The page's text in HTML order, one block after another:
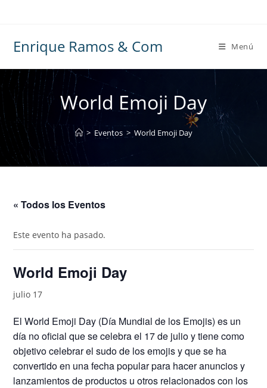
Enrique Ramos & Com Menú
World Emoji Day
> Eventos > World Emoji Day
« Todos los Eventos
Este evento ha pasado.
World Emoji Day
julio 17
El World Emoji Day (Día Mundial de los Emojis) es un
día no oficial que se celebra el 17 de julio y tiene como
objetivo celebrar el sudo de los emojis y que se ha
convertido en una fecha popular para hacer anuncios y
lanzamientos de productos u otros relacionados con los